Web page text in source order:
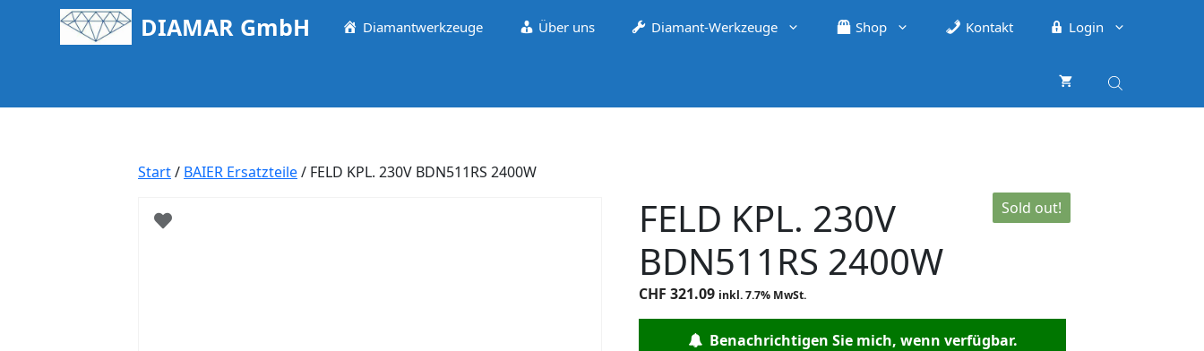
DIAMAR GmbH Diamantwerkzeuge Über uns Diamant-Werkzeuge Shop Kontakt Login
Start/ BAIER Ersatzteile/ FELD KPL. 230V BDN511RS 2400W
Sold out!
FELD KPL. 230V
BDN511RS 2400W
CHF 321.09 inkl. 7.7% MwSt.
Benachrichtigen Sie mich, wenn verfügbar.